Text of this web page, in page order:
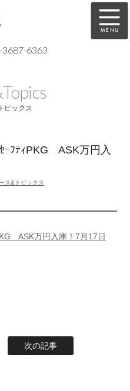
3687-6363
特別作業
リクルート
ピックス
ｰﾌﾃｨPKG ASK万円入
ス&トピックス
ASK万円入庫！7月17日
次の記事